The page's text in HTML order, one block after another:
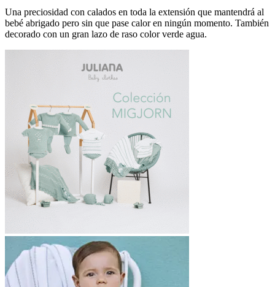
Una preciosidad con calados en toda la extensión que mantendrá al
bebé abrigado pero sin que pase calor en ningún momento. También
decorado con un gran lazo de raso color verde agua.